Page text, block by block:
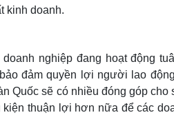
kinh doanh.
nghiệp đang hoạt động
đảm quyền lợi người lao
Quốc sẽ có nhiều đóng góp
thuận lợi hơn nữa để các